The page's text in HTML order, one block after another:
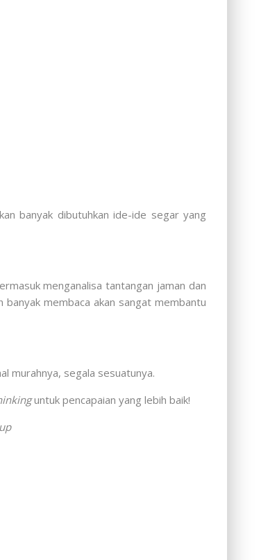
banyak dibutuhkan ide-ide segar yang
menganalisa tantangan jaman dan
membaca akan sangat membantu
murahnya, segala sesuatunya.
untuk pencapaian yang lebih baik!